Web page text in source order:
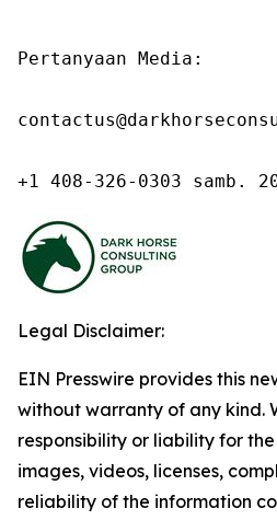
Pertanyaan Media:
+1 408-326-0303 samb.
Legal Disclaimer:
EIN Presswire provides this
without warranty of any kind.
responsibility or liability for
images, videos, licenses,
reliability of the information